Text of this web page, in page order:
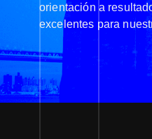
orientación a
excelentes para